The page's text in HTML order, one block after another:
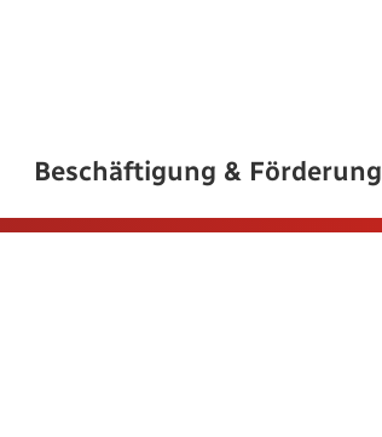
Beschäftigung & Förderung